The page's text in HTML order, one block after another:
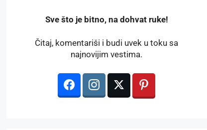
️Sve što je bitno, na dohvat ruke!
Čitaj, komentariši i budi uvek u toku sa
najnovijim vestima.